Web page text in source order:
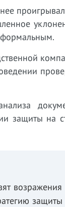
формальным.
защиты на
возражения
защиты